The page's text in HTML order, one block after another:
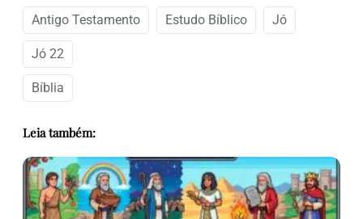
Antigo Testamento Estudo Bíblico Jó
Jó 22
Bíblia
Leia também: